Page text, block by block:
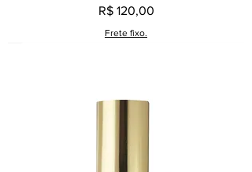
Preço
R$ 120,00
Frete fixo.